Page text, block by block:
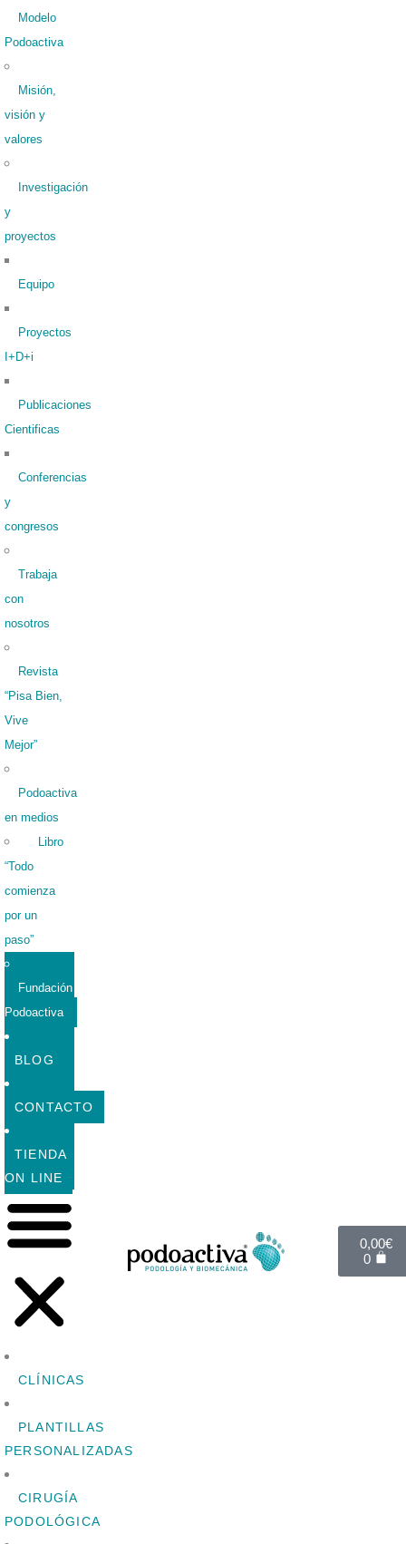
Modelo
Podoactiva
Misión,
visión y
valores
Investigación
y
proyectos
Equipo
Proyectos
I+D+i
Publicaciones
Cientificas
Conferencias
y
congresos
Trabaja
con
nosotros
Revista
“Pisa Bien,
Vive
Mejor”
Podoactiva
en medios
Libro
“Todo
comienza
por un
paso”
Fundación
Podoactiva
BLOG
CONTACTO
TIENDA
ON LINE
CLÍNICAS
PLANTILLAS
PERSONALIZADAS
CIRUGÍA
PODOLÓGICA
0,00€
0